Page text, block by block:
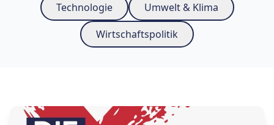
Technologie
Umwelt & Klima
Wirtschaftspolitik